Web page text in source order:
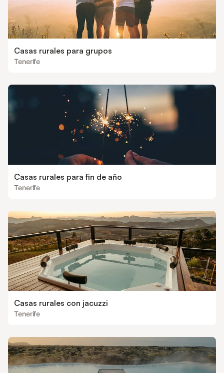
Casas rurales para grupos
Tenerife
Casas rurales para fin de año
Tenerife
Casas rurales con jacuzzi
Tenerife